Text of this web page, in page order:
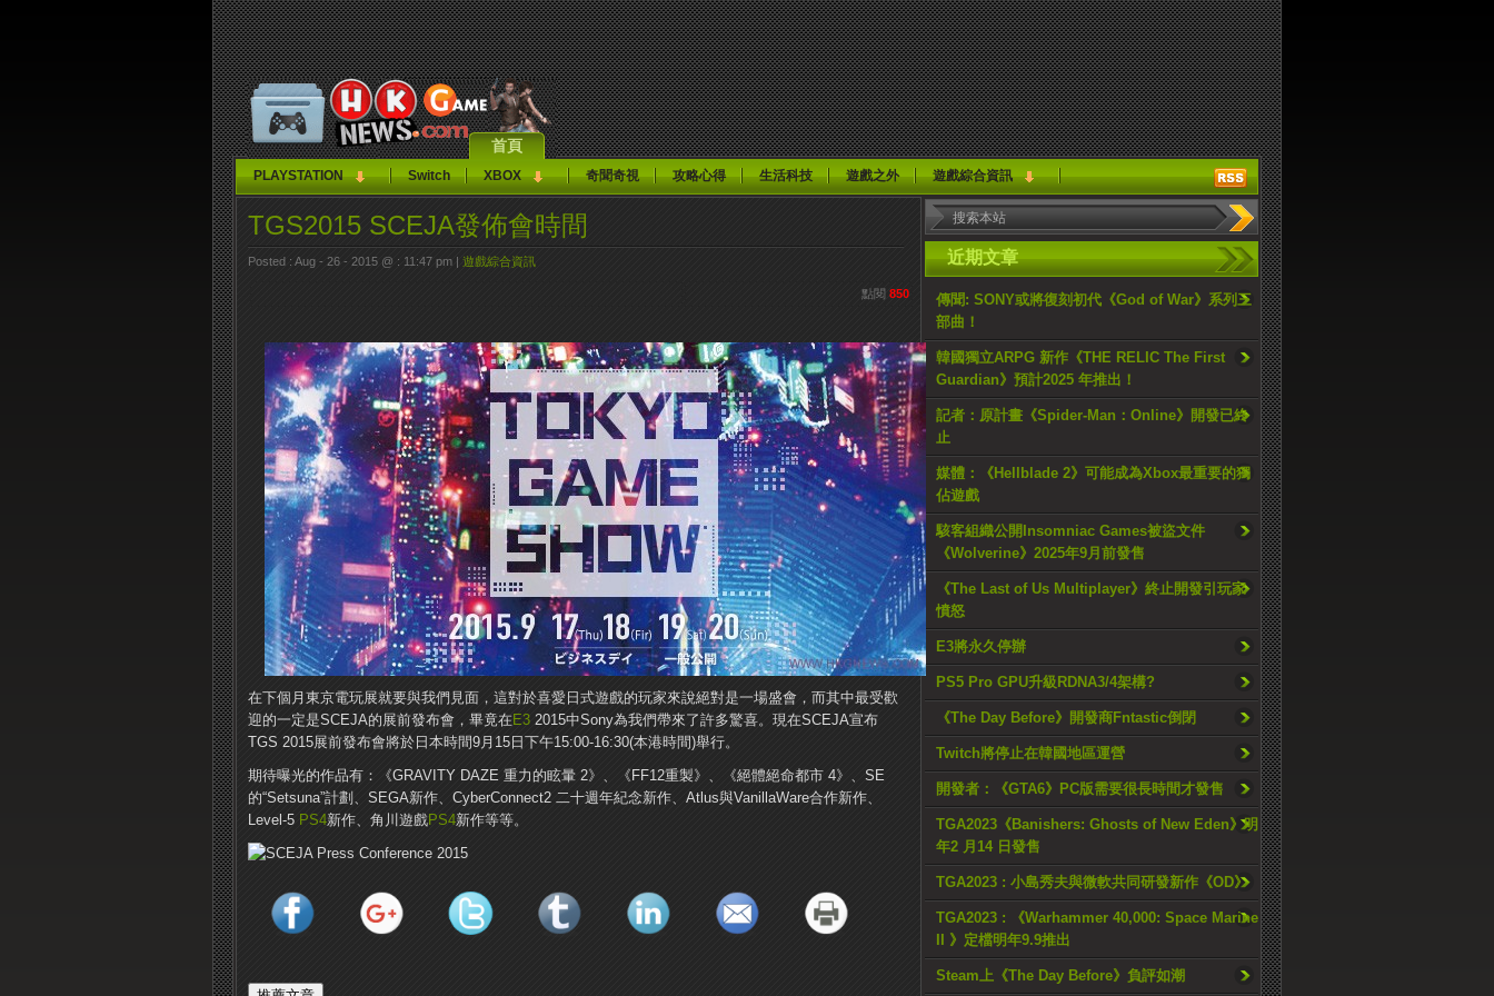
首頁
PLAYSTATION Switch XBOX 奇聞奇視 攻略心得 生活科技 遊戲之外 遊戲綜合資訊
近期文章
傳聞: SONY或將復刻初代《God of War》系列三
部曲！
韓國獨立ARPG 新作《THE RELIC The First
Guardian》預計2025 年推出！
記者：原計畫《Spider-Man：Online》開發已終
止
媒體：《Hellblade 2》可能成為Xbox最重要的獨
佔遊戲
駭客組織公開Insomniac Games被盜文件
《Wolverine》2025年9月前發售
《The Last of Us Multiplayer》終止開發引玩家
憤怒
E3將永久停辦
PS5 Pro GPU升級RDNA3/4架構?
《The Day Before》開發商Fntastic倒閉
Twitch將停止在韓國地區運營
開發者：《GTA6》PC版需要很長時間才發售
TGA2023《Banishers: Ghosts of New Eden》明
年2 月14 日發售
TGA2023 : 小島秀夫與微軟共同研發新作《OD》
TGA2023 : 《Warhammer 40,000: Space Marine
II 》定檔明年9.9推出
Steam上《The Day Before》負評如潮
TGS2015 SCEJA發佈會時間
Posted : Aug - 26 - 2015 @ : 11:47 pm | 遊戲綜合資訊
點閱 850
在下個月東京電玩展就要與我們見面，這對於喜愛日式遊戲的玩家來說絕對是一場盛會，而其中最受歡
迎的一定是SCEJA的展前發布會，畢竟在 E3 2015中Sony為我們帶來了許多驚喜。現在SCEJA宣布
TGS 2015展前發布會將於日本時間9月15日下午15:00-16:30(本港時間)舉行。
期待曝光的作品有：《GRAVITY DAZE 重力的眩暈 2》、《FF12重製》、《絕體絕命都市 4》、SE
的“Setsuna”計劃、SEGA新作、Cyber​​Connect2 二十週年紀念新作、Atlus與VanillaWare合作新作、
Level-5 PS4新作、角川遊戲PS4新作等等。